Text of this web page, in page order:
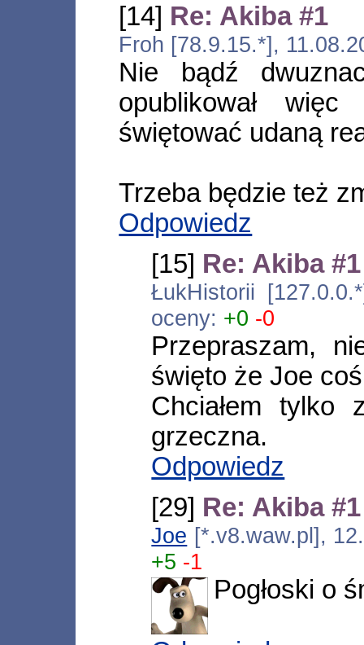
[14] Re: Akiba #1
Froh [78.9.15.*],
Nie bądź
opublikował
świętować udaną
Trzeba będzie też
Odpowiedz
[15] Re: Akiba #1
ŁukHistorii
oceny: +0 -0
Przepraszam,
święto że Joe
Chciałem
grzeczna.
Odpowiedz
[29] Re: Akiba #1
Joe [*.v8.waw.pl],
+5 -1
Pogłoski o